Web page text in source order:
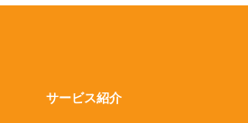
サービス紹介